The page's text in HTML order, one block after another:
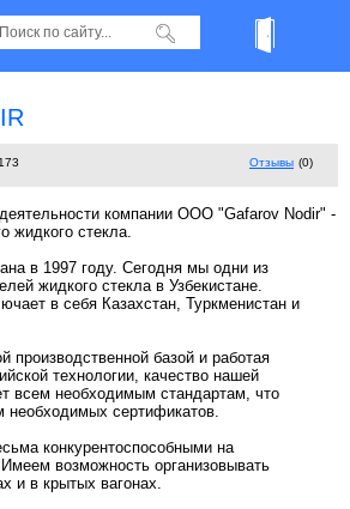
Отзывы (0)
компании OOO "Gafarov Nodir" -
жидкого стекла.
в 1997 году. Сегодня мы одни из
жидкого стекла в Узбекистане.
в себя Казахстан, Туркменистан и
производственной базой и работая
технологии, качество нашей
всем необходимым стандартам, что
необходимых сертификатов.
конкурентоспособными на
возможность организовывать
и в крытых вагонах.